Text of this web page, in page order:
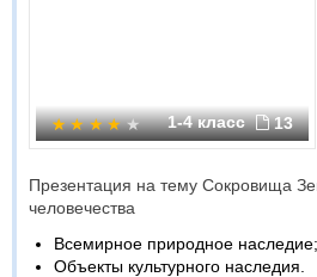
1-4 класс 13
Презентация на тему Сокровища
человечества
Всемирное природное наследие;
Объекты культурного наследия.